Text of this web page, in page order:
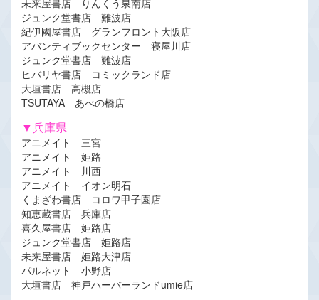
未来屋書店 りんくう泉南店
ジュンク堂書店 難波店
紀伊國屋書店 グランフロント大阪店
アバンティブックセンター 寝屋川店
ジュンク堂書店 難波店
ヒバリヤ書店 コミックランド店
大垣書店 高槻店
TSUTAYA あべの橋店
▼兵庫県
アニメイト 三宮
アニメイト 姫路
アニメイト 川西
アニメイト イオン明石
くまざわ書店 コロワ甲子園店
知恵蔵書店 兵庫店
喜久屋書店 姫路店
ジュンク堂書店 姫路店
未来屋書店 姫路大津店
パルネット 小野店
大垣書店 神戸ハーバーランドumie店